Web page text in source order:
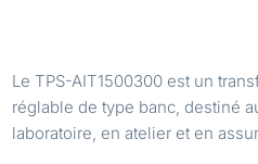
Le TPS-AIT1500300 est un
réglable de type banc, destiné
laboratoire, en atelier et en